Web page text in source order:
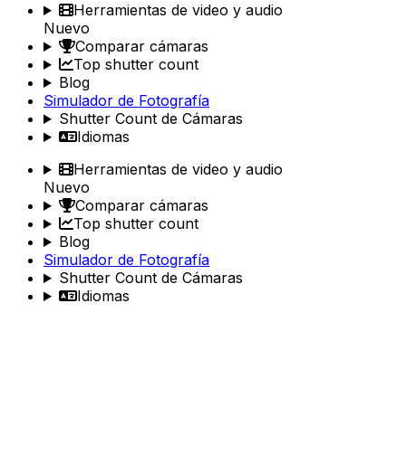
Herramientas de video y audio
Nuevo
Comparar cámaras
Top shutter count
Blog
Simulador de Fotografía
Shutter Count de Cámaras
Idiomas
Herramientas de video y audio
Nuevo
Comparar cámaras
Top shutter count
Blog
Simulador de Fotografía
Shutter Count de Cámaras
Idiomas